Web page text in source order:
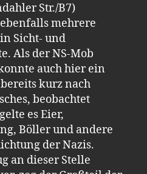
Str./B7)
mehrere
Sicht- und
Als der NS-Mob
auch hier ein
kurz nach
beobachtet
es Eier,
Böller und andere
der Nazis.
an dieser Stelle